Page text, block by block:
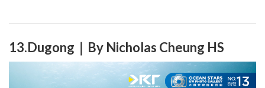
13.Dugong｜By Nicholas Cheung HS